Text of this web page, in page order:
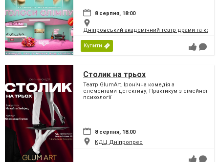
8 серпня, 18:00
Дніпровський академічний театр драми та
Купити
Столик на трьох
Театр GlumArt. Іронічна комедія з
елементами детективу, Практикум з сімейної
психології
8 серпня, 18:00
КДЦ Дніпропрес